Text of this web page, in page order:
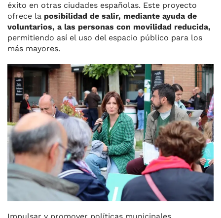
éxito en otras ciudades españolas. Este proyecto
ofrece la posibilidad de salir, mediante ayuda de
voluntarios, a las personas con movilidad reducida,
permitiendo así el uso del espacio público para los
más mayores.